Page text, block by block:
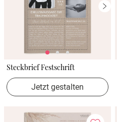
Steckbrief Festschrift
Jetzt gestalten